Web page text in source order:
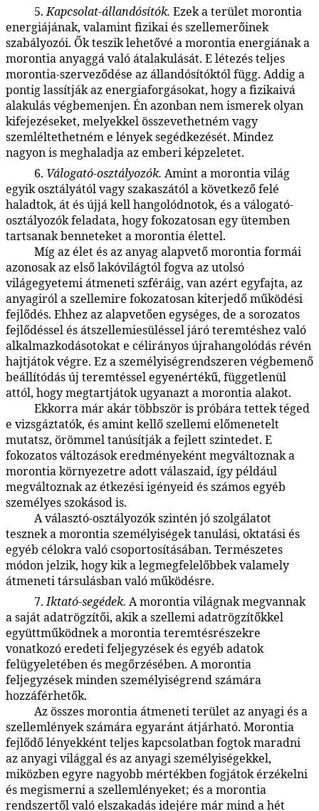
5.Kapcsolat-állandósítók. Ezek a terület morontia
energiájának, valamint fizikai és szellemerőinek
szabályozói. Ők teszik lehetővé a morontia energiának a
morontia anyaggá való átalakulását. E létezés teljes
morontia-szerveződése az állandósítóktól függ. Addig a
pontig lassítják az energiaforgásokat, hogy a fizikaivá
alakulás végbemenjen. Én azonban nem ismerek olyan
kifejezéseket, melyekkel összevethetném vagy
szemléltethetném e lények segédkezését. Mindez
nagyon is meghaladja az emberi képzeletet.
6. Válogató-osztályozók. Amint a morontia világ
egyik osztályától vagy szakaszától a következő felé
haladtok, át és újjá kell hangolódnotok, és a válogató-
osztályozók feladata, hogy fokozatosan egy ütemben
tartsanak benneteket a morontia élettel.
Míg az élet és az anyag alapvető morontia formái
azonosak az első lakóvilágtól fogva az utolsó
világegyetemi átmeneti szféráig, van azért egyfajta, az
anyagiról a szellemire fokozatosan kiterjedő működési
fejlődés. Ehhez az alapvetően egységes, de a sorozatos
fejlődéssel és átszellemiesüléssel járó teremtéshez való
alkalmazkodásotokat e célirányos újrahangolódás révén
hajtjátok végre. Ez a személyiségrendszeren végbemenő
beállítódás új teremtéssel egyenértékű, függetlenül
attól, hogy megtartjátok ugyanazt a morontia alakot.
Ekkorra már akár többször is próbára tettek téged
e vizsgáztatók, és amint kellő szellemi előmenetelt
mutatsz, örömmel tanúsítják a fejlett szintedet. E
fokozatos változások eredményeként megváltoznak a
morontia környezetre adott válaszaid, így például
megváltoznak az étkezési igényeid és számos egyéb
személyes szokásod is.
A választó-osztályozók szintén jó szolgálatot
tesznek a morontia személyiségek tanulási, oktatási és
egyéb célokra való csoportosításában. Természetes
módon jelzik, hogy kik a legmegfelelőbbek valamely
átmeneti társulásban való működésre.
7.Iktató-segédek. A morontia világnak megvannak
a saját adatrögzítői, akik a szellemi adatrögzítőkkel
együttműködnek a morontia teremtésrészekre
vonatkozó eredeti feljegyzések és egyéb adatok
felügyeletében és megőrzésében. A morontia
feljegyzések minden személyiségrend számára
hozzáférhetők.
Az összes morontia átmeneti terület az anyagi és a
szellemlények számára egyaránt átjárható. Morontia
fejlődő lényekként teljes kapcsolatban fogtok maradni
az anyagi világgal és az anyagi személyiségekkel,
miközben egyre nagyobb mértékben fogjátok érzékelni
és megismerni a szellemlényeket; és a morontia
rendszertől való elszakadás idejére már mind a hét